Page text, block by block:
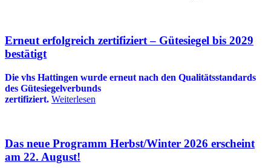
Erneut erfolgreich zertifiziert – Gütesiegel bis 2029
bestätigt
Die vhs Hattingen wurde erneut nach den Qualitätsstandards
des Gütesiegelverbunds
zertifiziert. Weiterlesen
Das neue Programm Herbst/Winter 2026 erscheint
am 22. August!